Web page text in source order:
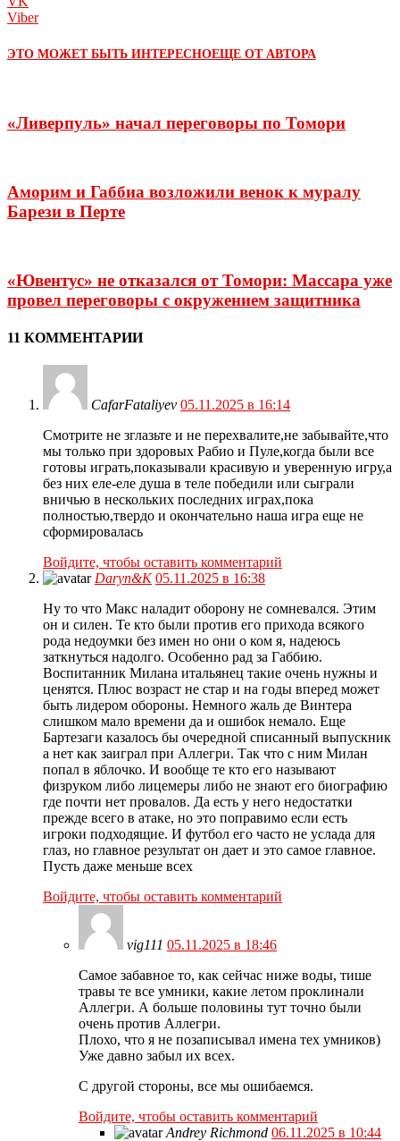
Viber
ЭТО МОЖЕТ БЫТЬ ИНТЕРЕСНОЕЩЕ ОТ АВТОРА
«Ливерпуль» начал переговоры по Томори
Аморим и Габбиа возложили венок к муралу
Барези в Перте
«Ювентус» не отказался от Томори: Масcара уже
провел переговоры с окружением защитника
11 КОММЕНТАРИИ
CafarFataliyev 05.11.2025 в 16:14
Смотрите не зглазьте и не перехвалите,не забывайте,что
мы только при здоровых Рабио и Пуле,когда были все
готовы играть,показывали красивую и уверенную игру,а
без них еле-еле душа в теле победили или сыграли
вничью в нескольких последних играх,пока
полностью,твердо и окончательно наша игра еще не
сформировалась
Войдите, чтобы оставить комментарий
Daryn&K 05.11.2025 в 16:38
Ну то что Макс наладит оборону не сомневался. Этим
он и силен. Те кто были против его прихода всякого
рода недоумки без имен но они о ком я, надеюсь
заткнуться надолго. Особенно рад за Габбию.
Воспитанник Милана итальянец такие очень нужны и
ценятся. Плюс возраст не стар и на годы вперед может
быть лидером обороны. Немного жаль де Винтера
слишком мало времени да и ошибок немало. Еще
Бартезаги казалось бы очередной списанный выпускник
а нет как заиграл при Аллегри. Так что с ним Милан
попал в яблочко. И вообще те кто его называют
физруком либо лицемеры либо не знают его биографию
где почти нет провалов. Да есть у него недостатки
прежде всего в атаке, но это поправимо если есть
игроки подходящие. И футбол его часто не услада для
глаз, но главное результат он дает и это самое главное.
Пусть даже меньше всех
Войдите, чтобы оставить комментарий
vig111 05.11.2025 в 18:46
Самое забавное то, как сейчас ниже воды, тише
травы те все умники, какие летом проклинали
Аллегри. А больше половины тут точно были
очень против Аллегри.
Плохо, что я не позаписывал имена тех умников)
Уже давно забыл их всех.
С другой стороны, все мы ошибаемся.
Войдите, чтобы оставить комментарий
Andrey Richmond 06.11.2025 в 10:44